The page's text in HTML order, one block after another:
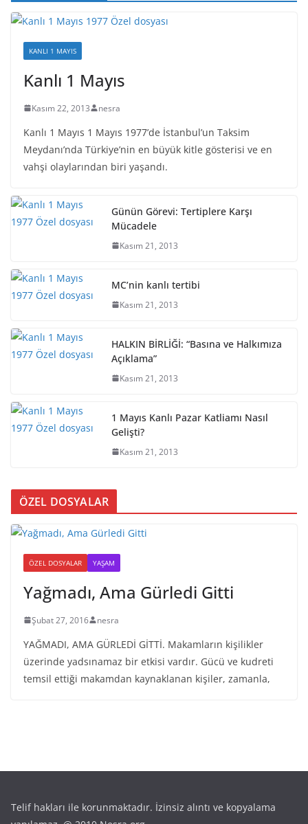
KANLI 1 MAYIS
Kanlı 1 Mayıs
Kasım 22, 2013 nesra
Kanlı 1 Mayıs 1 Mayıs 1977’de İstanbul’un Taksim
Meydanı’nda Türkiye’nin en büyük kitle gösterisi ve en
vahşi olaylarından biri yaşandı.
Günün Görevi: Tertiplere Karşı
Mücadele
Kasım 21, 2013
MC’nin kanlı tertibi
Kasım 21, 2013
HALKIN BİRLİĞİ: “Basına ve Halkımıza
Açıklama”
Kasım 21, 2013
1 Mayıs Kanlı Pazar Katliamı Nasıl
Gelişti?
Kasım 21, 2013
ÖZEL DOSYALAR
ÖZEL DOSYALAR YAŞAM
Yağmadı, Ama Gürledi Gitti
Şubat 27, 2016 nesra
YAĞMADI, AMA GÜRLEDİ GİTTİ. Makamların kişilikler
üzerinde yadsınamaz bir etkisi vardır. Gücü ve kudreti
temsil ettiği makamdan kaynaklanan kişiler, zamanla,
Telif hakları ile korunmaktadır. İzinsiz alıntı ve kopyalama